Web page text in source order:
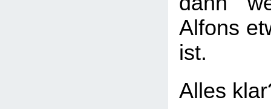
Alfons
ist.
Alles